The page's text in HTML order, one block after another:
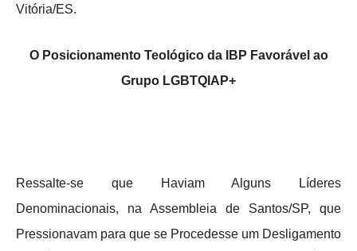
Vitória/ES.
O Posicionamento Teológico da IBP Favorável ao
Grupo LGBTQIAP+
Ressalte-se que Haviam Alguns Líderes
Denominacionais, na Assembleia de Santos/SP, que
Pressionavam para que se Procedesse um Desligamento